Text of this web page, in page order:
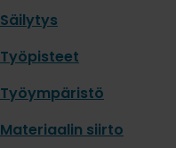
Säilytys
Työpisteet
Työympäristö
Materiaalin siirto